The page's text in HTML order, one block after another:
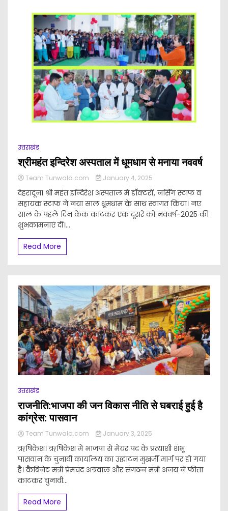
उत्तराखंड
श्रीमहंत इन्दिरेश अस्पताल में धूमधाम से मनाया नववर्ष
Team Tunwala.com January 4, 2025
देहरादून। श्री महंत इन्दिरेश अस्पताल में डाॅक्टरों, नर्सिंग स्टाफ व
सहायक स्टाफ ने नया साल धूमधाम के साथ स्वागत किया। नए
साल के पहले दिन केक काटकर एक दूसरे को नववर्ष-2025 की
शुभकामनाएं दीं।...
Read More
उत्तराखंड
राजनीति:भाजपा की जन विकास नीति से घबराई हुई है
कांग्रेस: पासवान
Team Tunwala.com January 3, 2025
ऋषिकेश। ऋषिकेश में भाजपा से मेयर पद के प्रत्याशी शंभू
पासवान के चुनावी कार्यालय का उद्घाटन मुखर्जी मार्ग पर हो गया
है। कैबिनेट मंत्री प्रेमचंद अग्रवाल और संगठन मंत्री अजय ने फीता
काटकर चुनावी...
Read More